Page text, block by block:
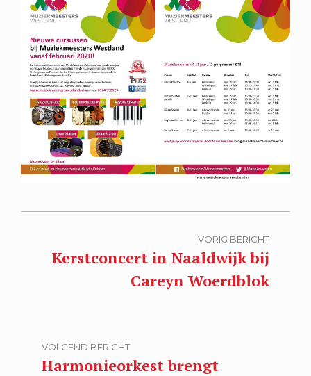
VORIG BERICHT
Kerstconcert in Naaldwijk bij
Careyn Woerdblok
VOLGEND BERICHT
Harmonieorkest brengt